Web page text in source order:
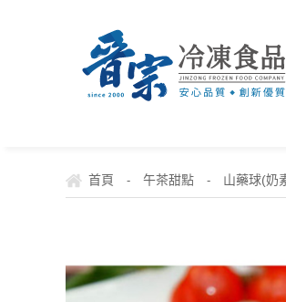
首頁 - 午茶甜點 - 山藥球(奶